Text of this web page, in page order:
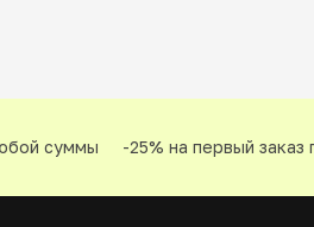
суммы -25% на первый заказ